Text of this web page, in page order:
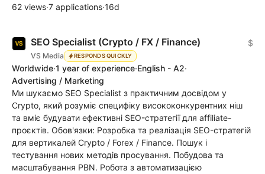
62 views·7 applications·16d
SEO Specialist (Crypto / FX / Finance)
VS Media RESPONDS QUICKLY
$
Worldwide·1 year of experience·English - A2·
Advertising / Marketing
Ми шукаємо SEO Specialist з практичним досвідом у
Crypto, який розуміє специфіку висококонкурентних ніш
та вміє будувати ефективні SEO-стратегії для affiliate-
проєктів. Обов'язки: Розробка та реалізація SEO-стратегій
для вертикалей Crypto / Forex / Finance. Пошук і
тестування нових методів просування. Побудова та
масштабування PBN. Робота з автоматизацією